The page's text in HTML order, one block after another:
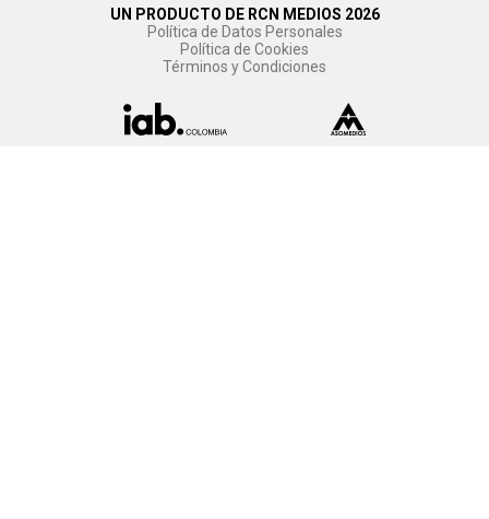
UN PRODUCTO DE RCN MEDIOS 2026
Política de Datos Personales
Política de Cookies
Términos y Condiciones